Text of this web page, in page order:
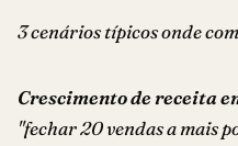
3 cenários típicos onde
Crescimento de receita
"fechar 20 vendas a mais